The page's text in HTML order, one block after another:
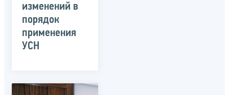
изменений в
порядок
применения
УСН